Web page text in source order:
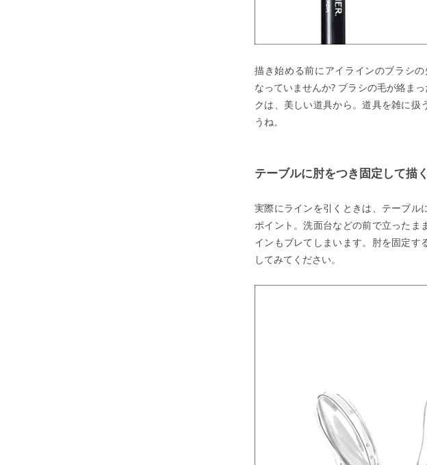
描き始める前にアイラインのブラシ
なっていませんか? ブラシの毛が絡ま
クは、美しい道具から。道具を雑に扱
うね。
テーブルに肘をつき固定して描く
実際にラインを引くときは、テーブル
ポイント。洗面台などの前で立ったま
インもブレてしまいます。肘を固定
してみてください。